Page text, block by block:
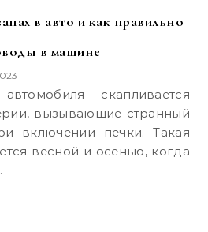
в авто и как правильно
в машине
вызывающие странный
включении печки. Такая
весной и осенью, когда